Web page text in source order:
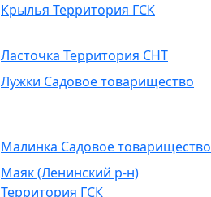
Крылья Территория ГСК
Ласточка Территория СНТ
Лужки Садовое товарищество
Малинка Садовое товарищество
Маяк (Ленинский р-н)
Территория ГСК